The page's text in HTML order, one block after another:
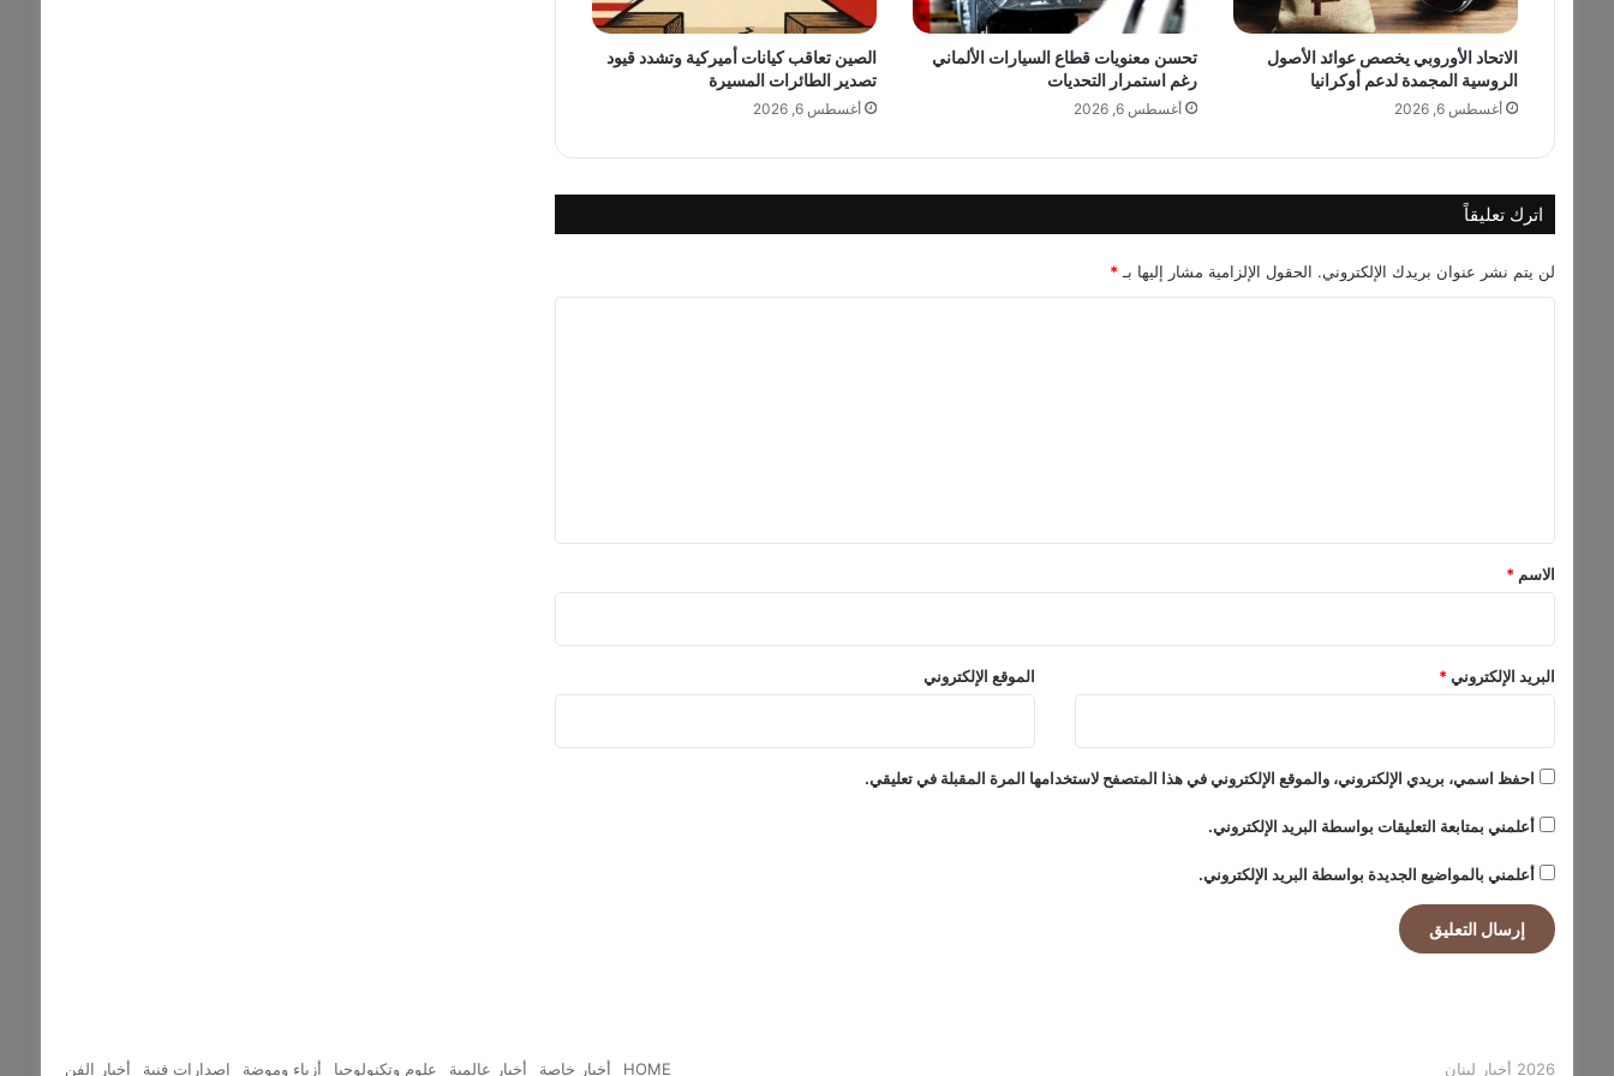
ط
ا
و
ل
ي
الاتحاد الأوروبي يخصص عوائد الأصول
الروسية المجمدة لدعم أوكرانيا
أغسطس 6, 2026
تحسن معنويات قطاع السيارات الألماني
رغم استمرار التحديات
أغسطس 6, 2026
الصين تعاقب كيانات أميركية وتشدد قيود
تصدير الطائرات المسيرة
أغسطس 6, 2026
اترك تعليقاً
لن يتم نشر عنوان بريدك الإلكتروني. الحقول الإلزامية مشار إليها بـ *
*
الاسم *
البريد الإلكتروني* الموقع الإلكتروني
احفظ اسمي، بريدي الإلكتروني، والموقع الإلكتروني في هذا المتصفح لاستخدامها المرة المقبلة في تعليقي.
أعلمني بمتابعة التعليقات بواسطة البريد الإلكتروني.
أعلمني بالمواضيع الجديدة بواسطة البريد الإلكتروني.
2026 أخبار لبنان HOME أخبار خاصة أخبار عالمية علوم وتكنولوجيا أزياء وموضة إصدارات فنية أخبار الفن